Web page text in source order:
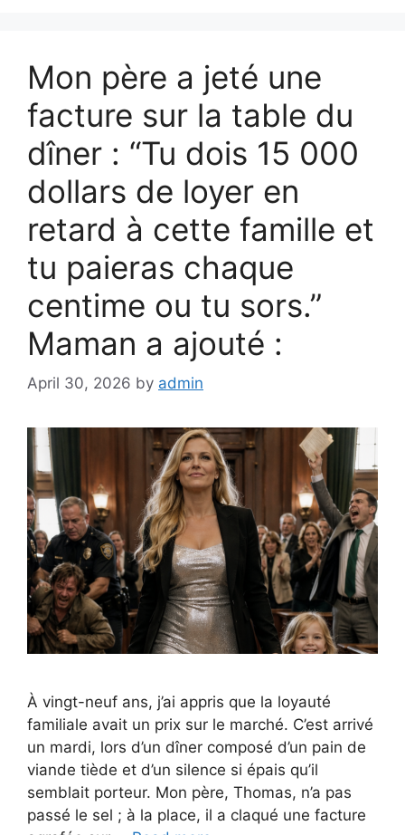
Mon père a jeté une
facture sur la table du
dîner : “Tu dois 15 000
dollars de loyer en
retard à cette famille et
tu paieras chaque
centime ou tu sors.”
Maman a ajouté :
April 30, 2026 by admin
À vingt-neuf ans, j’ai appris que la loyauté
familiale avait un prix sur le marché. C’est arrivé
un mardi, lors d’un dîner composé d’un pain de
viande tiède et d’un silence si épais qu’il
semblait porteur. Mon père, Thomas, n’a pas
passé le sel ; à la place, il a claqué une facture